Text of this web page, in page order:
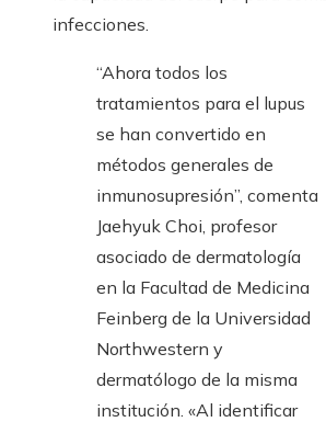
infecciones.
“Ahora todos los
tratamientos para el lupus
se han convertido en
métodos generales de
inmunosupresión”, comenta
Jaehyuk Choi, profesor
asociado de dermatología
en la Facultad de Medicina
Feinberg de la Universidad
Northwestern y
dermatólogo de la misma
institución. «Al identificar